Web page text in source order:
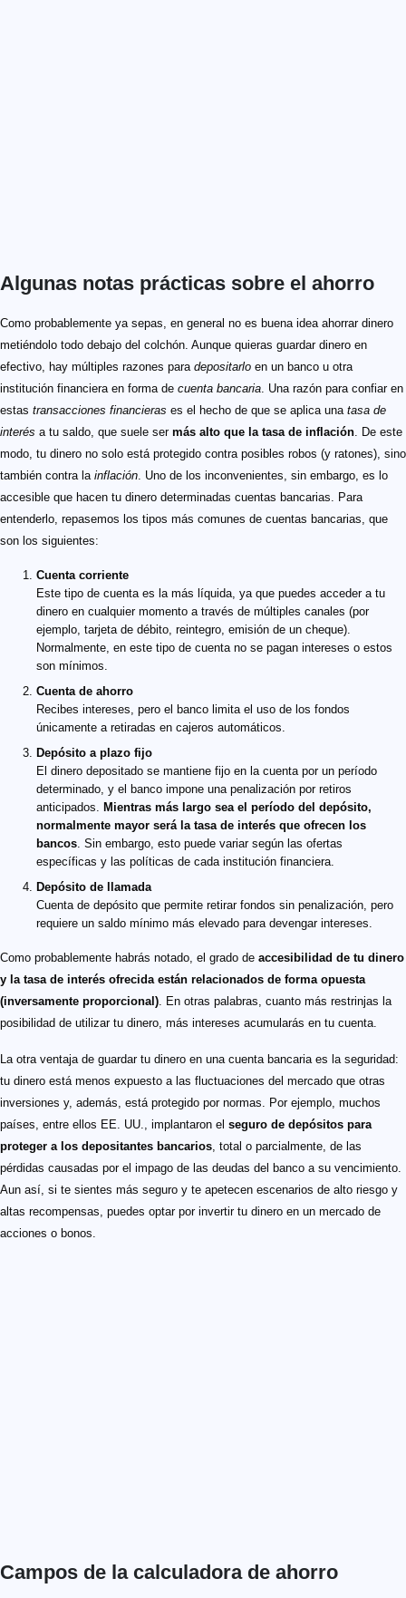
Algunas notas prácticas sobre el ahorro
Como probablemente ya sepas, en general no es buena idea ahorrar dinero
metiéndolo todo debajo del colchón. Aunque quieras guardar dinero en
efectivo, hay múltiples razones para depositarlo en un banco u otra
institución financiera en forma de cuenta bancaria. Una razón para confiar en
estas transacciones financieras es el hecho de que se aplica una tasa de
interés a tu saldo, que suele ser más alto que la tasa de inflación. De este
modo, tu dinero no solo está protegido contra posibles robos (y ratones), sino
también contra la inflación. Uno de los inconvenientes, sin embargo, es lo
accesible que hacen tu dinero determinadas cuentas bancarias. Para
entenderlo, repasemos los tipos más comunes de cuentas bancarias, que
son los siguientes:
Cuenta corriente
Este tipo de cuenta es la más líquida, ya que puedes acceder a tu
dinero en cualquier momento a través de múltiples canales (por
ejemplo, tarjeta de débito, reintegro, emisión de un cheque).
Normalmente, en este tipo de cuenta no se pagan intereses o estos
son mínimos.
Cuenta de ahorro
Recibes intereses, pero el banco limita el uso de los fondos
únicamente a retiradas en cajeros automáticos.
Depósito a plazo fijo
El dinero depositado se mantiene fijo en la cuenta por un período
determinado, y el banco impone una penalización por retiros
anticipados. Mientras más largo sea el período del depósito,
normalmente mayor será la tasa de interés que ofrecen los
bancos. Sin embargo, esto puede variar según las ofertas
específicas y las políticas de cada institución financiera.
Depósito de llamada
Cuenta de depósito que permite retirar fondos sin penalización, pero
requiere un saldo mínimo más elevado para devengar intereses.
Como probablemente habrás notado, el grado de accesibilidad de tu dinero
y la tasa de interés ofrecida están relacionados de forma opuesta
(inversamente proporcional). En otras palabras, cuanto más restrinjas la
posibilidad de utilizar tu dinero, más intereses acumularás en tu cuenta.
La otra ventaja de guardar tu dinero en una cuenta bancaria es la seguridad:
tu dinero está menos expuesto a las fluctuaciones del mercado que otras
inversiones y, además, está protegido por normas. Por ejemplo, muchos
países, entre ellos EE. UU., implantaron el seguro de depósitos para
proteger a los depositantes bancarios, total o parcialmente, de las
pérdidas causadas por el impago de las deudas del banco a su vencimiento.
Aun así, si te sientes más seguro y te apetecen escenarios de alto riesgo y
altas recompensas, puedes optar por invertir tu dinero en un mercado de
acciones o bonos.
Campos de la calculadora de ahorro